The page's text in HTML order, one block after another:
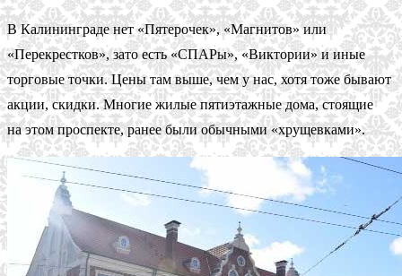
В Калининграде нет «Пятерочек», «Магнитов» или
«Перекрестков», зато есть «СПАРы», «Виктории» и иные
торговые точки. Цены там выше, чем у нас, хотя тоже бывают
акции, скидки. Многие жилые пятиэтажные дома, стоящие
на этом проспекте, ранее были обычными «хрущевками».